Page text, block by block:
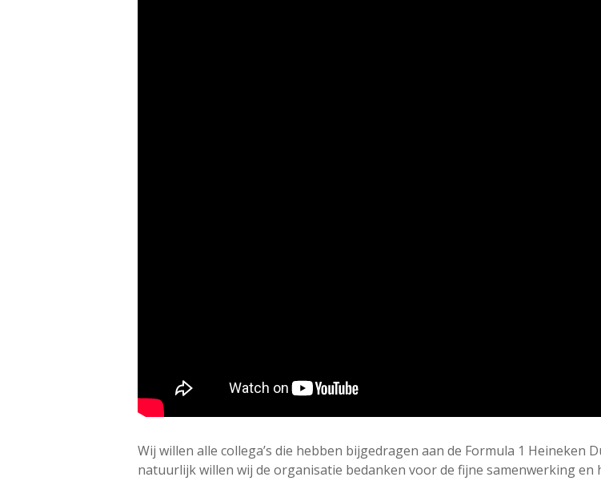
Wij willen alle collega’s die hebben bijgedragen aan de Formula 1
natuurlijk willen wij de organisatie bedanken voor de fijne samenwerking en